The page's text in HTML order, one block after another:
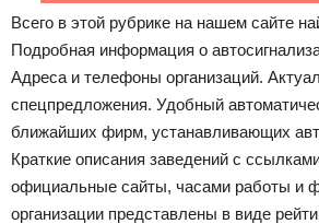
Всего в этой рубрике на нашем сайте
Подробная информация о
Адреса и телефоны организаций.
спецпредложения. Удобный
ближайших фирм, устанавливающих
Краткие описания заведений с
официальные сайты, часами работы и
организации представлены в виде